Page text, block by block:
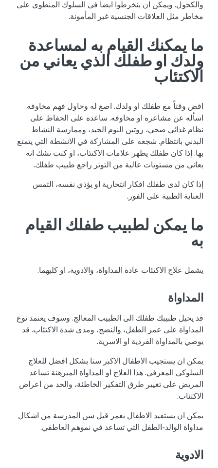
والكحول. ويمكن ان ينخرطوا ايضا في السلوك المنطوي على
مخاطر مثل العلاقات الجنسية غير المأمونة.
ما يمكنك القيام به لمساعدة
ولدك او طفلك الذي يعاني من
الاكتئاب
اقض وقتاً مع طفلك او ولدك. اصغ له وحاول فهم مخاوفه.
اسأله عن مشاعره او مخاوفه. ساعده على الحفاظ على
نظام غذائي صحي، روتين النوم الجيد، وممارسة النشاط
البدني بانتظام. شجعه على المشاركة في الانشطة التي يتمتع
بها. إذا كان طفلك يظهر علامات الاكتئاب، او كنت تشك انه
يعاني من مستويات عالية من التوتر راجع طبيب طفلك.
إذا كان لدى طفلك افكار انتحارية او يؤذي نفسه، التمس
العناية الطبية على الفور.
ما يمكن لطبيب طفلك القيام
به
يشمل علاج الاكتئاب عادة المداواة، والادوية، او كليهما.
المداواة
قد يحيل طبيبك طفلك الى الطبيب المعالج. وسوف يعتمد نوع
المداواة على عمر الطفل، والنضج، ومدى شدة الاكتئاب. قد
يوصي بالمداواة الفردية او الاسرية.
يمكن ان يستجيب الاطفال الاكبر سنا بشكل افضل للعلاج
السلوكي المعرفي. هذا العلاج او المداواة المبرهنة تساعد
المريض على تغيير طرق التفكير الخاطئة، والحد من اعراض
الاكتئاب.
يمكن ان يستفيد الاطفال بعمر قبل سن المدرسة من اشكال
مداواة الوالد-الطفل التي تساعد في نموهم العاطفي.
الادوية